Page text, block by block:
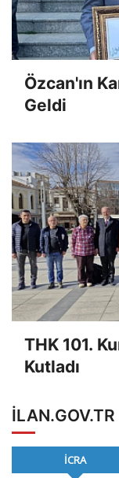
Özcan'ın
Geldi
THK 101.
Kutladı
ILAN.GOV.TR